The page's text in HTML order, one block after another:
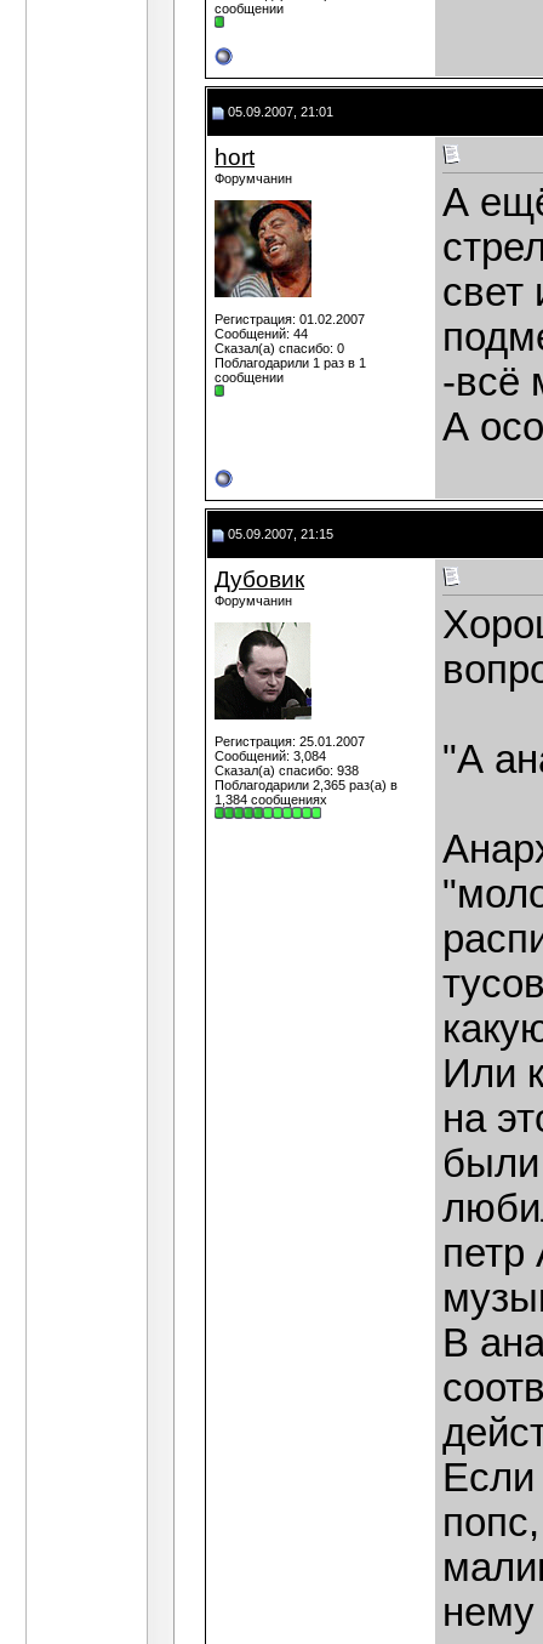
сообщении
05.09.2007, 21:01
hort
Форумчанин
Регистрация: 01.02.2007
Сообщений: 44
Сказал(а) спасибо: 0
Поблагодарили 1 раз в 1
сообщении
А
свет
-всё
А
05.09.2007, 21:15
Дубовик
Форумчанин
Регистрация: 25.01.2007
Сообщений: 3,084
Сказал(а) спасибо: 938
Поблагодарили 2,365 раз(а) в
1,384 сообщениях
"А
Или
на
петр
В
Если
нему